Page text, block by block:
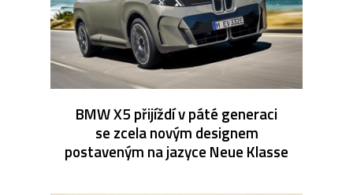
BMW X5 přijíždí v páté generaci
se zcela novým designem
postaveným na jazyce Neue Klasse